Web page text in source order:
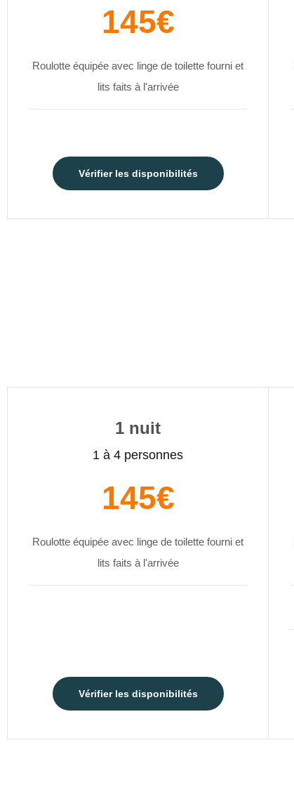
145€
Roulotte équipée avec linge de toilette fourni et
lits faits à l'arrivée
Vérifier les disponibilités
1 nuit
1 à 4 personnes
145€
Roulotte équipée avec linge de toilette fourni et
lits faits à l'arrivée
Vérifier les disponibilités